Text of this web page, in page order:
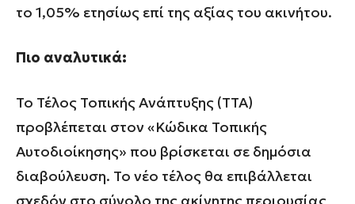
το 1,05% ετησίως επί της αξίας του ακινήτου.
Πιο αναλυτικά:
Το Τέλος Τοπικής Ανάπτυξης (ΤΤΑ)
προβλέπεται στον «Κώδικα Τοπικής
Αυτοδιοίκησης» που βρίσκεται σε δημόσια
διαβούλευση. Το νέο τέλος θα επιβάλλεται
σχεδόν στο σύνολο της ακίνητης περιουσίας